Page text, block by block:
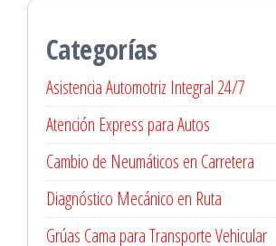
Categorías
Asistencia Automotriz Integral 24/7
Atención Express para Autos
Cambio de Neumáticos en Carretera
Diagnóstico Mecánico en Ruta
Grúas Cama para Transporte Vehicular